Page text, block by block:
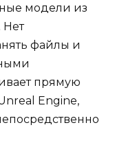
модели из
Нет
файлы и
прямую
Engine,